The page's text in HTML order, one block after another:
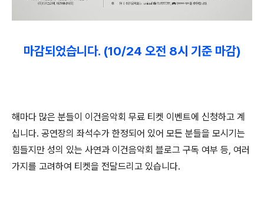
마감되었습니다. (10/24 오전 8시 기준 마감)
해마다 많은 분들이 이건음악회 무료 티켓 이벤트에 신청하고 계
십니다. 공연장의 좌석수가 한정되어 있어 모든 분들을 모시기는
힘들지만 성의 있는 사연과 이건음악회 블로그 구독 여부 등, 여러
가지를 고려하여 티켓을 전달드리고 있습니다.